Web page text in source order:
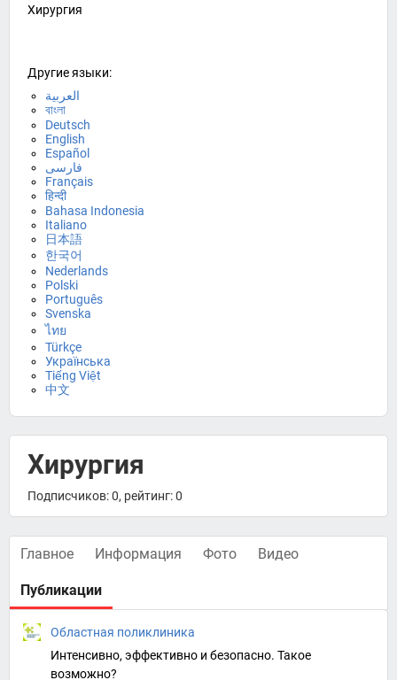
Хирургия
Другие языки:
العربية
বাংলা
Deutsch
English
Español
فارسی
Français
हिन्दी
Bahasa Indonesia
Italiano
日本語
한국어
Nederlands
Polski
Português
Svenska
ไทย
Türkçe
Українська
Tiếng Việt
中文
Хирургия
Подписчиков: 0, рейтинг: 0
Главное Информация Фото Видео
Публикации
Областная поликлиника
Интенсивно, эффективно и безопасно. Такое
возможно?